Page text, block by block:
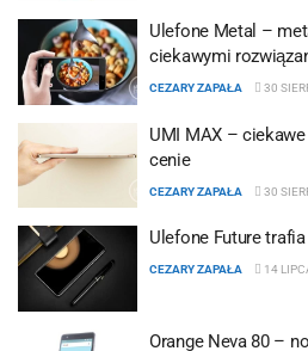
Ulefone Metal –
ciekawymi
CEZARY ZAPAŁA 30
UMI MAX –
cenie
CEZARY ZAPAŁA 30
Ulefone Future
CEZARY ZAPAŁA 14
Orange Neva 80 –